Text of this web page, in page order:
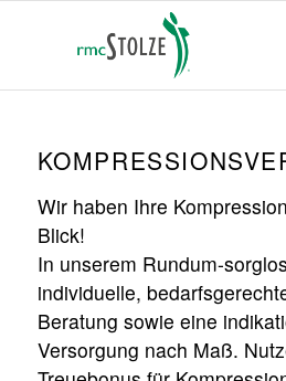
Wir haben Ihre
Blick!
In unserem Rundum-
individuelle,
Beratung sowie eine
Versorgung nach Maß.